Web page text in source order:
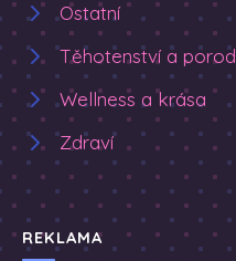
Ostatní
Těhotenství a porod
Wellness a krása
Zdraví
REKLAMA